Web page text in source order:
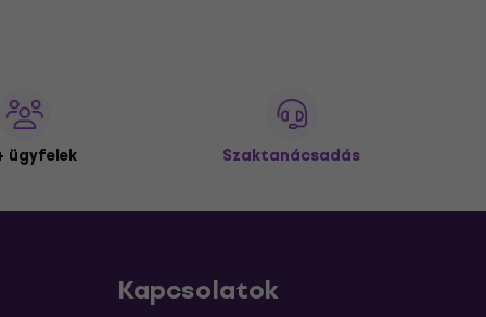
ügyfelek Szaktanácsadás
Kapcsolatok